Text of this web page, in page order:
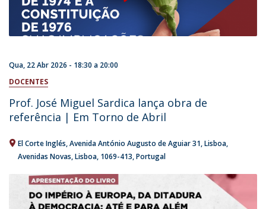
Qua, 22 Abr 2026 - 18:30 a 20:00
DOCENTES
Prof. José Miguel Sardica lança obra de
referência | Em Torno de Abril
El Corte Inglés Avenida António Augusto de Aguiar 31 Lisboa
Avenidas Novas, Lisboa 1069-413 Portugal